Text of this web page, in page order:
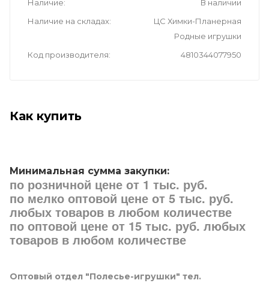
Наличие
В наличии
Наличие на складах
ЦС Химки-Планерная
Родные игрушки
Код производителя
4810344077950
Как купить
Минимальная сумма закупки:
по розничной цене от 1 тыс. руб.
по мелко оптовой цене от 5 тыс. руб.
любых товаров в любом количестве
по оптовой цене от 15 тыс. руб. любых
товаров в любом количестве
Оптовый отдел "Полесье-игрушки" тел.